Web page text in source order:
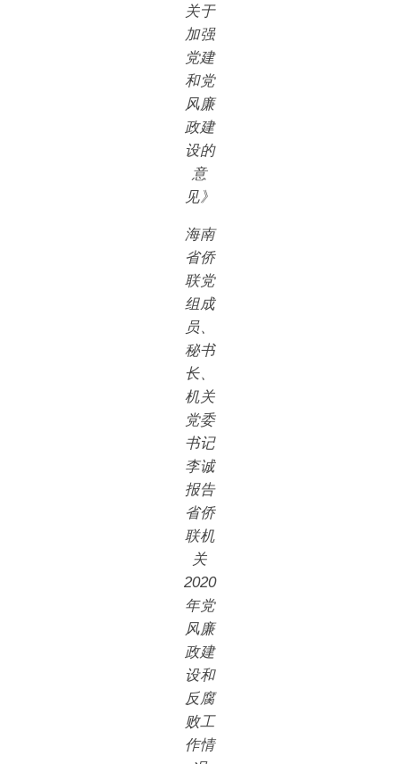
关于
加强
党建
和党
风廉
政建
设的
意
见》
海南
省侨
联党
组成
员、
秘书
长、
机关
党委
书记
李诚
报告
省侨
联机
关
2020
年党
风廉
政建
设和
反腐
败工
作情